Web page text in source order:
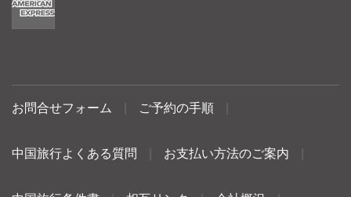
お問合せフォーム ご予約の手順
中国旅行よくある質問 お支払い方法のご案内